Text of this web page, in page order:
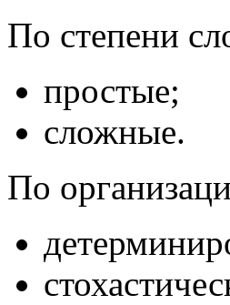
По степени
простые;
сложные.
По